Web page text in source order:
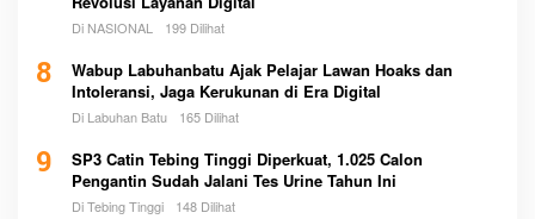
Di NASIONAL 199 Dilihat
8
Wabup Labuhanbatu Ajak Pelajar Lawan Hoaks dan
Intoleransi, Jaga Kerukunan di Era Digital
Di Labuhan Batu 165 Dilihat
9
SP3 Catin Tebing Tinggi Diperkuat, 1.025 Calon
Pengantin Sudah Jalani Tes Urine Tahun Ini
Di Tebing Tinggi 148 Dilihat